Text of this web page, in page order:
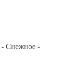
- Снежное -